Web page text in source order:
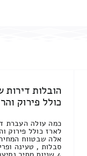
הובלות דירות
כולל פירוק
כמה עולה העברת